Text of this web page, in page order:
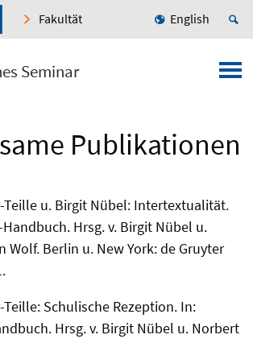
Fakultät English
Seminar
Publikationen
Teille u. Birgit Nübel: Intertextualität.
Hrsg. v. Birgit Nübel u.
Wolf. Berlin u. New York: de Gruyter
Schulische Rezeption. In:
Hrsg. v. Birgit Nübel u. Norbert